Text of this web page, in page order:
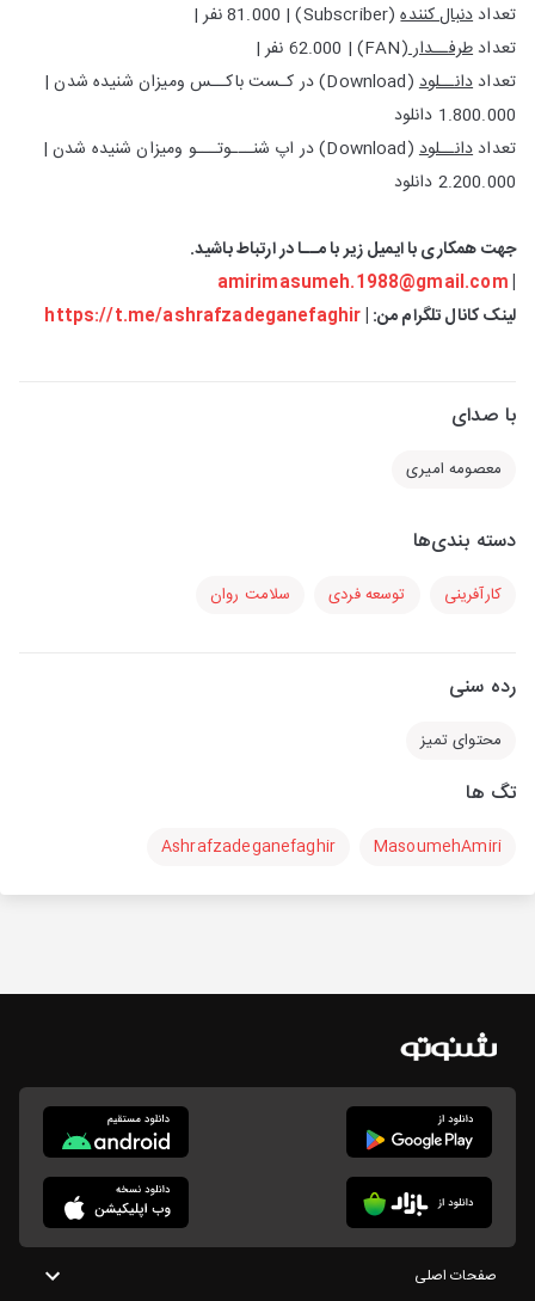
تعداد دنبال کننده(Subscriber) | 81.000 نفر |
تعداد طرفــدار(FAN) | 62.000 نفر |
تعداد دانــلود
(Download) در کـست باکــس ومیزان شنیده شدن |
1.800.000 دانلود
تعداد دانــلود
(Download) در اپ شنـــوتـــو ومیزان شنیده شدن |
2.200.000 دانلود
جهت همکاری با ایمیل زیر با مــا در ارتباط باشید.
|
amirimasumeh.1988@gmail.com
لینک کانال تلگرام من: |https://t.me/ashrafzadeganefaghir
با صدای
معصومه امیری
دسته بندی‌ها
کارآفرینی توسعه فردی سلامت روان
رده سنی
محتوای تمیز
تگ ها
MasoumehAmiri
Ashrafzadeganefaghir
صفحات اصلی